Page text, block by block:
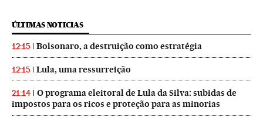
ÚLTIMAS NOTICIAS
12:15 Bolsonaro, a destruição como estratégia
12:15 Lula, uma ressurreição
21:14
O programa eleitoral de Lula da Silva: subidas de
impostos para os ricos e proteção para as minorias